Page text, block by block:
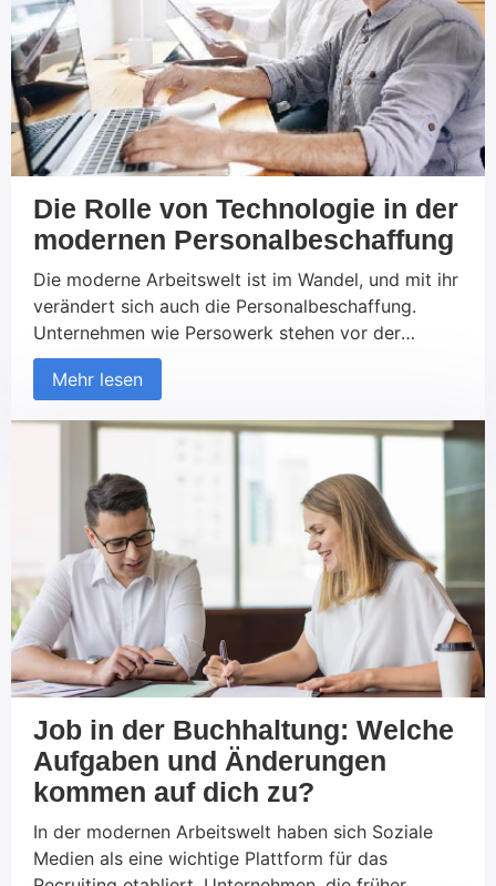
Die Rolle von Technologie in der
modernen Personalbeschaffung
Die moderne Arbeitswelt ist im Wandel, und mit ihr
verändert sich auch die Personalbeschaffung.
Unternehmen wie Persowerk stehen vor der
Herausforderung, die besten Talente in einem
zunehmend kompetitiven Umfeld zu finden und zu
Technologie eine Schlüsselrolle. Sie ermöglicht es,
zu erweitern und datengestützte Entscheidungen
Mehr lesen
Job in der Buchhaltung: Welche
Aufgaben und Änderungen
kommen auf dich zu?
In der modernen Arbeitswelt haben sich Soziale
Medien als eine wichtige Plattform für das